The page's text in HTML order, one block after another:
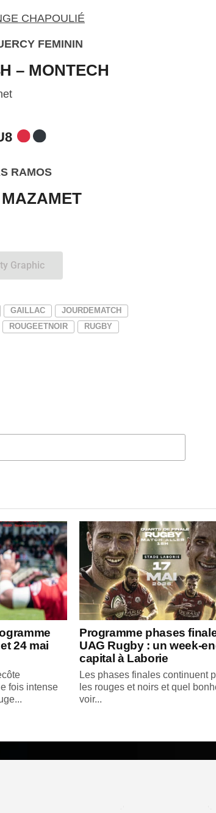
CHAPOULIÉ
FEMININ
– MONTECH
RAMOS
MAZAMET
Graphic
GAILLAC
JOURDEMATCH
ROUGEETNOIR
RUGBY
24 mai
fois intense
Programme phases
UAG Rugby : un week-
capital à Laborie
Les phases finales continuent
les rouges et noirs et quel
voir...